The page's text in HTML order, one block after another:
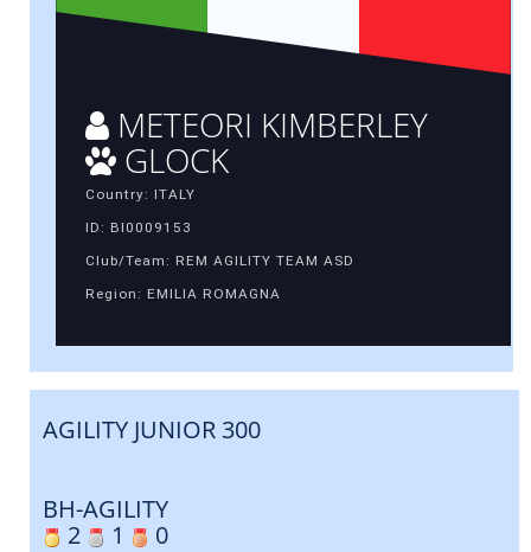
METEORI KIMBERLEY
GLOCK
Country: ITALY
ID: BI0009153
Club/Team: REM AGILITY TEAM ASD
Region: EMILIA ROMAGNA
AGILITY JUNIOR 300
BH-AGILITY
2
1 0